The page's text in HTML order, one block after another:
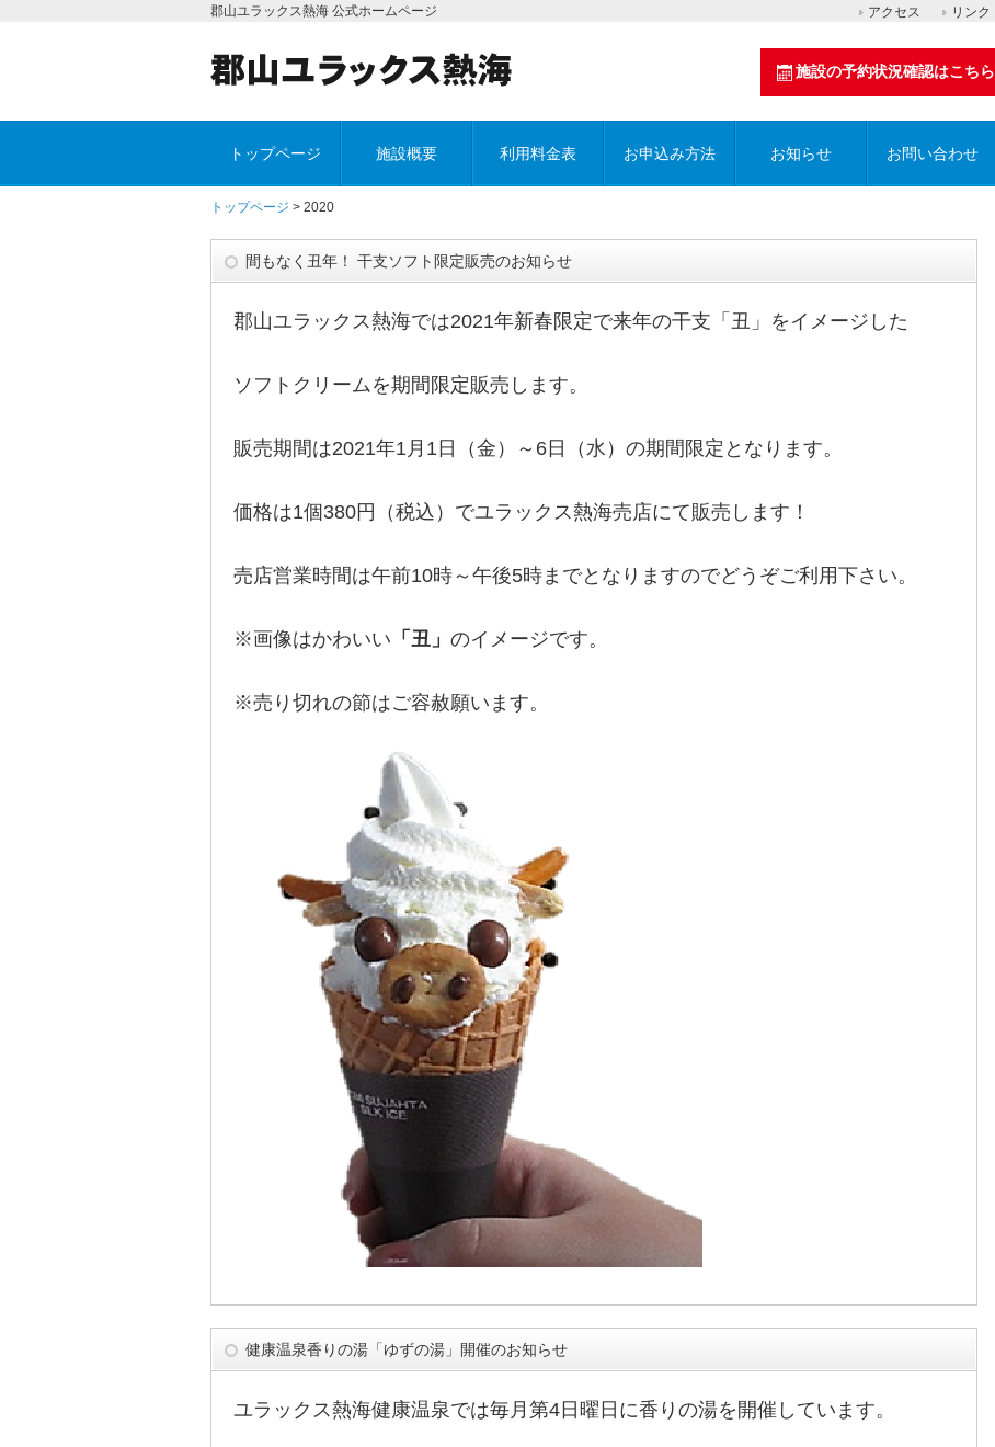
郡山ユラックス熱海 公式ホームページ アクセス リンク
施設の予約状況確認はこちら
トップページ 施設概要 利用料金表 お申込み方法 お知らせ お問い合わせ
トップページ > 2020
間もなく丑年！ 干支ソフト限定販売のお知らせ
郡山ユラックス熱海では2021年新春限定で来年の干支「丑」をイメージした
ソフトクリームを期間限定販売します。
販売期間は2021年1月1日（金）～6日（水）の期間限定となります。
価格は1個380円（税込）でユラックス熱海売店にて販売します！
売店営業時間は午前10時～午後5時までとなりますのでどうぞご利用下さい。
※画像はかわいい 「丑」 のイメージです。
※売り切れの節はご容赦願います。
健康温泉香りの湯「ゆずの湯」開催のお知らせ
ユラックス熱海健康温泉では毎月第4日曜日に香りの湯を開催しています。